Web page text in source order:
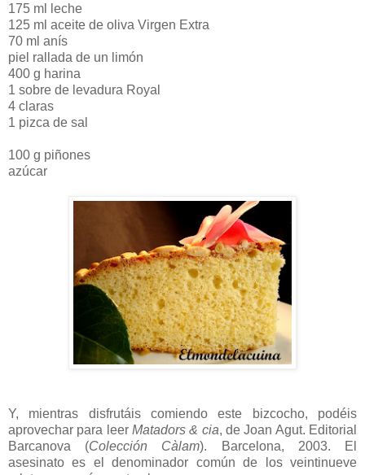
175 ml leche
125 ml aceite de oliva Virgen Extra
70 ml anís
piel rallada de un limón
400 g harina
1 sobre de levadura Royal
4 claras
1 pizca de sal
100 g piñones
azúcar
Y, mientras disfrutáis comiendo este bizcocho, podéis
aprovechar para leer Matadors & cia, de Joan Agut. Editorial
Barcanova (Colección Càlam). Barcelona, 2003. El
asesinato es el denominador común de los veintinueve